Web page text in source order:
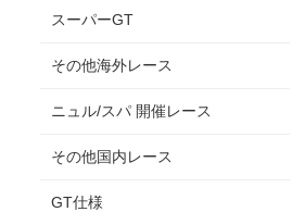
スーパーGT
その他海外レース
ニュル/スパ 開催レース
その他国内レース
GT仕様